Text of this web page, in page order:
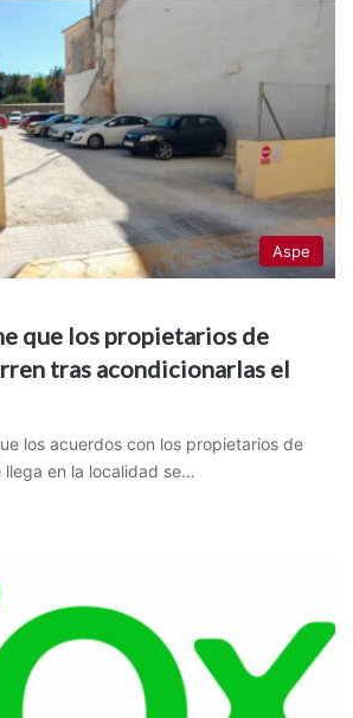
Aspe
que los propietarios de
tras acondicionarlas el
los acuerdos con los propietarios de
llega en la localidad se…